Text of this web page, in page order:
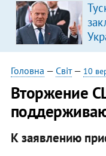
Головна — Світ— 10
Вторжение
К заявлению